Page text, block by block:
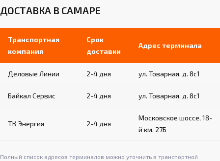
ДОСТАВКА В САМАРЕ
Транспортная
компания
Срок
доставки
Адрес терминала
Деловые Линии 2-4 дня ул. Товарная, д. 8с1
Байкал Сервис 2-4 дня ул. Товарная, д. 8с1
ТК Энергия 2-4 дня
Московское шоссе, 18-
й км, 27Б
Полный список адресов терминалов можно уточнить в транспортной